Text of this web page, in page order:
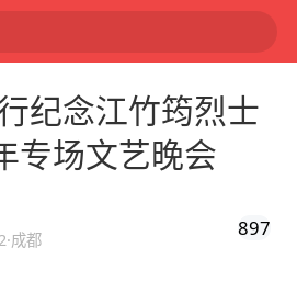
纪念江竹筠烈士
专场文艺晚会
·成都 897